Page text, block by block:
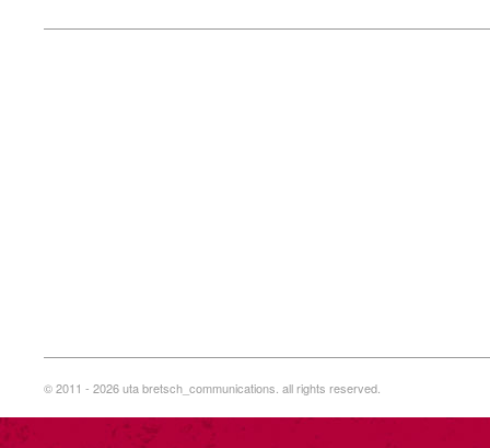
© 2011 - 2026 uta bretsch_communications. all rights reserved.